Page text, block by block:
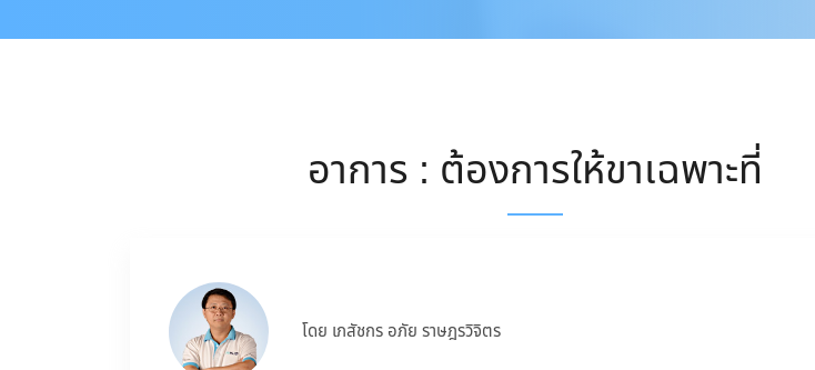
อาการ : ต้องการให้ขาเฉพาะที่
โดย เภสัชกร อภัย ราษฎรวิจิตร